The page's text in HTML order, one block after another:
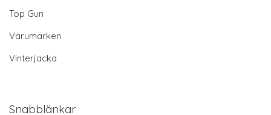
Top Gun
Varumärken
Vinterjacka
Snabblänkar